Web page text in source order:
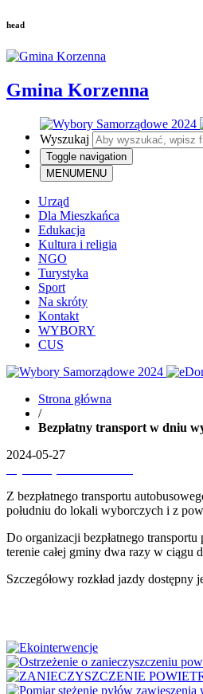
head
Gmina Korzenna
Wyszukaj
Toggle navigation
MENUMENU
Urząd
Dla Mieszkańca
Edukacja
Kultura i religia
NGO
Turystyka
Sport
Na skróty
Kontakt
WYBORY
CUS
Strona główna
/
Bezpłatny transport w dniu
2024-05-27
Z bezpłatnego transportu
południu do lokali wyborczych i z
Do organizacji bezpłatnego
terenie całej gminy dwa razy w ciągu
Szczegółowy rozkład jazdy dostępny